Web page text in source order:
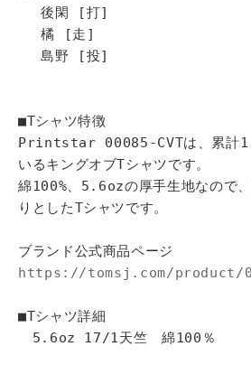
後閑 [打]
橘 [走]
島野 [投]
■Tシャツ特徴
Printstar 00085-CVTは、累計
いるキングオブTシャツです。
綿100%、5.6ozの厚手生地なので
りとしたTシャツです。
ブランド公式商品ページ
https://tomsj.com/product/
■Tシャツ詳細
5.6oz 17/1天竺 綿100％